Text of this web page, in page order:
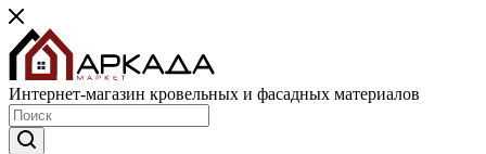
Интернет-магазин кровельных и фасадных материалов